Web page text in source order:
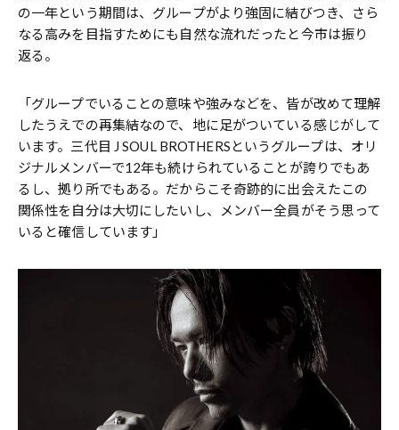
の一年という期間は、グループがより強固に結びつき、さら
なる高みを目指すためにも自然な流れだったと今市は振り
返る。
「グループでいることの意味や強みなどを、皆が改めて理解
したうえでの再集結なので、地に足がついている感じがして
います。三代目 J SOUL BROTHERSというグループは、オリ
ジナルメンバーで12年も続けられていることが誇りでもあ
るし、拠り所でもある。だからこそ奇跡的に出会えたこの
関係性を自分は大切にしたいし、メンバー全員がそう思って
いると確信しています」